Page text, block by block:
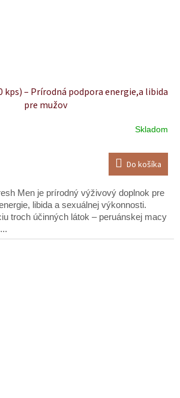
kps) – Prírodná podpora energie,a libida
pre mužov
Skladom
Do košíka
Men je prírodný výživový doplnok pre
libida a sexuálnej výkonnosti.
troch účinných látok – peruánskej macy